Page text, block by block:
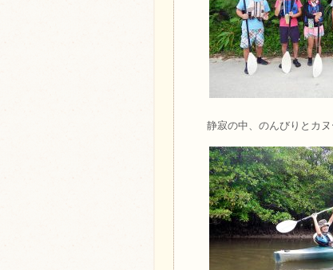
静寂の中、のんびりとカヌ